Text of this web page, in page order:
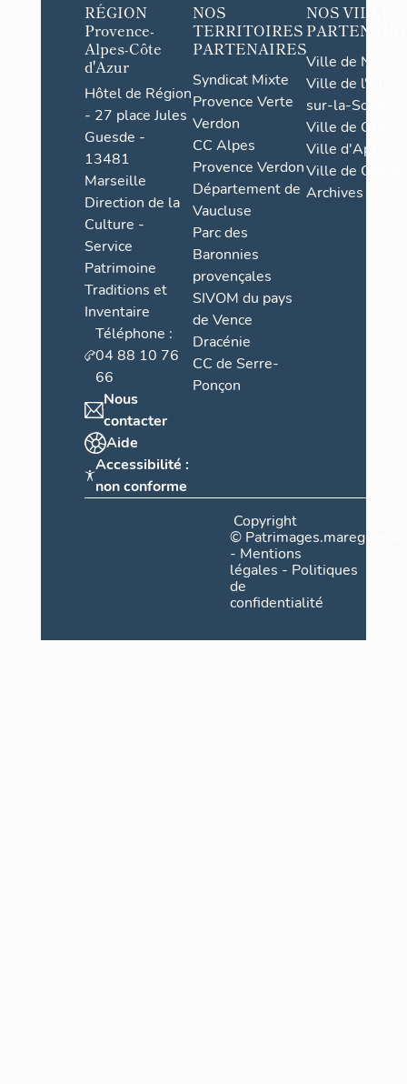
RÉGION
Provence-
Alpes-Côte
d'Azur
Hôtel de Région
- 27 place Jules
Guesde -
13481
Marseille
Direction de la
Culture -
Service
Patrimoine
Traditions et
Inventaire
Téléphone :
04 88 10 76
66
Nous
contacter
Aide
Accessibilité :
non conforme
NOS
TERRITOIRES
PARTENAIRES
Syndicat Mixte
Provence Verte
Verdon
CC Alpes
Provence Verdon
Département de
Vaucluse
Parc des
Baronnies
provençales
SIVOM du pays
de Vence
Dracénie
CC de Serre-
Ponçon
NOS VILLES
Ville de Nice
Ville de l'Isle-
sur-la-Sorgue
Ville de Grasse
Ville d'Apt
Ville de
Archives
Copyright
©
- Mentions
légales - Politiques
de
confidentialité